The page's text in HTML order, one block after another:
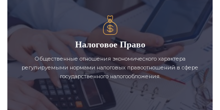
Налоговое Право
Общественные отношения экономического характера
регулируемыми нормами налоговых правоотношений в сфере
государственного налогообложения.